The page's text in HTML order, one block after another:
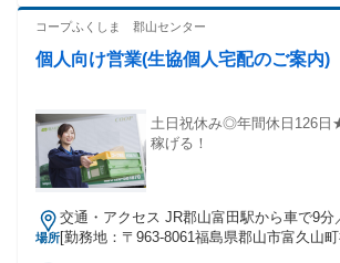
コープふくしま 郡山センター
個人向け営業(生協個人宅配のご案内)
土日祝休み◎年間休日126日
稼げる！
場所
交通・アクセス JR郡山富田駅から車で9分
車で5分／車通勤可（無料駐車場あり）
[勤務地：〒963-8061福島県郡山市富久山